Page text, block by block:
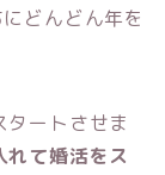
どんどん年を
ートさせま
て婚活をス